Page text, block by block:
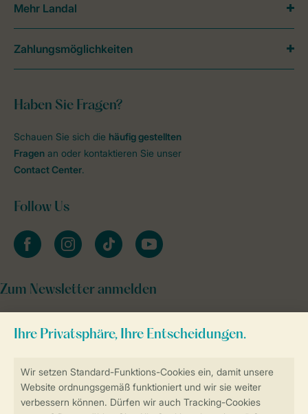
Sicher und schnell zur Online-Buchung
Haben Sie Fragen?
Schauen Sie sich die häufig gestellten
Fragen an oder kontaktieren Sie unser
Contact Center.
Follow Us
facebookinstagramtiktok youtube
Zum Newsletter anmelden
Mehr Landal
Zahlungsmöglichkeiten